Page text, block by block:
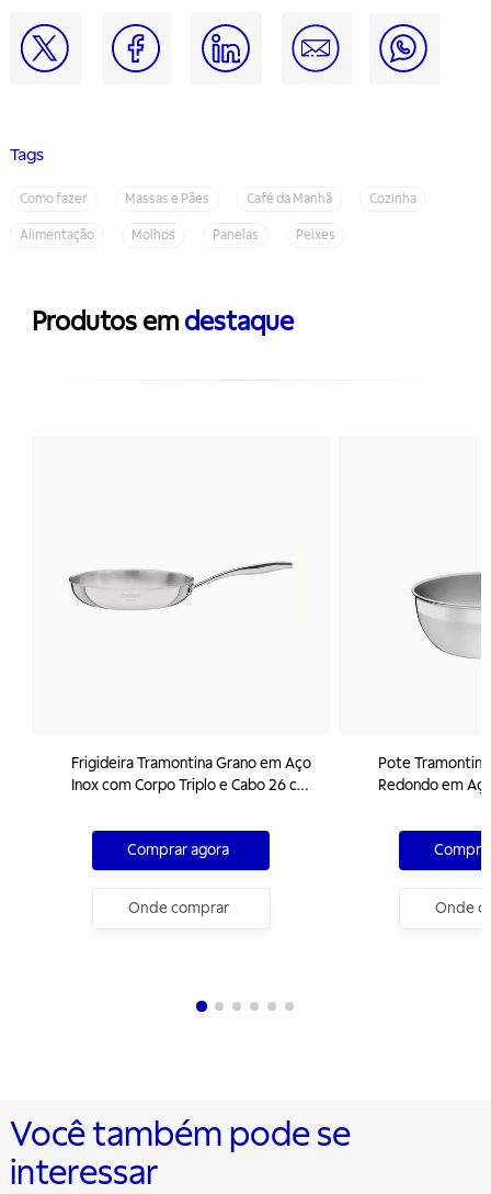
Tags
Como fazer Massas e Pães Café da Manhã Cozinha
Alimentação Molhos Panelas Peixes
Produtos em destaque
Frigideira Tramontina Grano em Aço
Inox com Corpo Triplo e Cabo 26 cm
Comprar agora
Onde comprar
Pote
Redondo em
cm 2,2 L
Onde
Você também pode se
interessar